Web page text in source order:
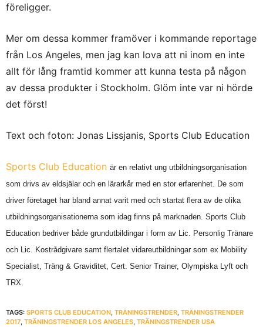
föreligger.
Mer om dessa kommer framöver i kommande reportage
från Los Angeles, men jag kan lova att ni inom en inte
allt för lång framtid kommer att kunna testa på någon
av dessa produkter i Stockholm. Glöm inte var ni hörde
det först!
Text och foton: Jonas Lissjanis, Sports Club Education
Sports Club Education är en relativt ung utbildningsorganisation
som drivs av eldsjälar och en lärarkår med en stor erfarenhet. De som
driver företaget har bland annat varit med och startat flera av de olika
utbildningsorganisationerna som idag finns på marknaden. Sports Club
Education bedriver både grundutbildingar i form av Lic. Personlig Tränare
och Lic. Kostrådgivare samt flertalet vidareutbildningar som ex Mobility
Specialist, Träng & Graviditet, Cert. Senior Trainer, Olympiska Lyft och
TRX.
TAGS: SPORTS CLUB EDUCATION TRÄNINGSTRENDER TRÄNINGSTRENDER
2017 TRÄNINGSTRENDER LOS ANGELES TRÄNINGSTRENDER USA